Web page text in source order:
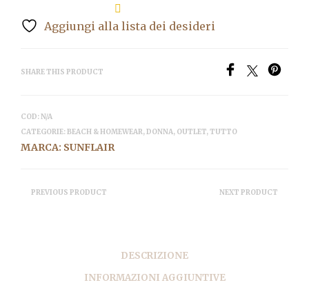
Aggiungi alla lista dei desideri
SHARE THIS PRODUCT
COD:N/A
CATEGORIE:BEACH & HOMEWEAR,DONNA, OUTLET,TUTTO
MARCA: SUNFLAIR
PREVIOUS PRODUCT NEXT PRODUCT
DESCRIZIONE
INFORMAZIONI AGGIUNTIVE